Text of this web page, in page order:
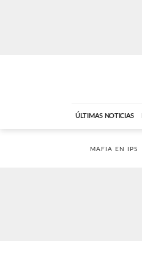
ÚLTIMAS NOTICIAS
MAFIA EN IPS